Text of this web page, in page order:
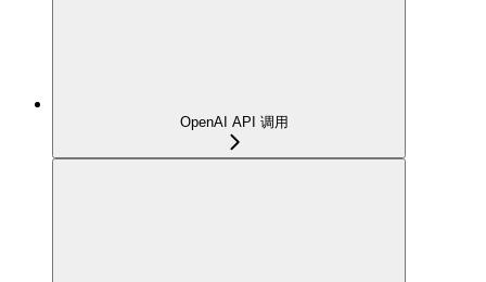
OpenAI API 调用